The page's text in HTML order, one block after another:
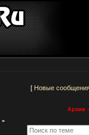
[ Новые
Архив -
»